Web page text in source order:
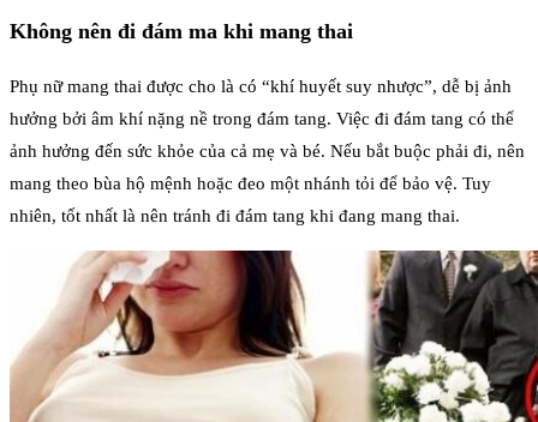
Không nên đi đám ma khi mang thai
Phụ nữ mang thai được cho là có “khí huyết suy nhược”, dễ bị ảnh
hưởng bởi âm khí nặng nề trong đám tang. Việc đi đám tang có thể
ảnh hưởng đến sức khỏe của cả mẹ và bé. Nếu bắt buộc phải đi, nên
mang theo bùa hộ mệnh hoặc đeo một nhánh tỏi để bảo vệ. Tuy
nhiên, tốt nhất là nên tránh đi đám tang khi đang mang thai.